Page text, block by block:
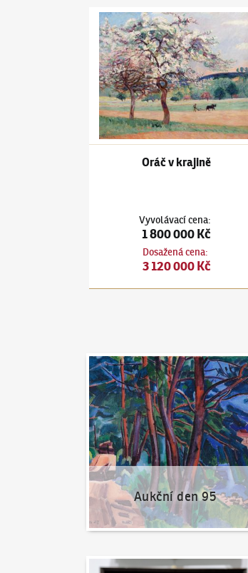
Armand Guillaumin(1841–1927)
Oráč v krajině
Vyvolávací cena:
1 800 000 Kč
Dosažená cena:
3 120 000 Kč
Aukční den 95
Aukční den 95
Jak dražit?